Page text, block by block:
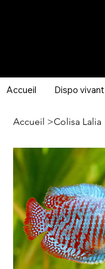
Accueil Dispo vivant
Accueil >Colisa Lalia